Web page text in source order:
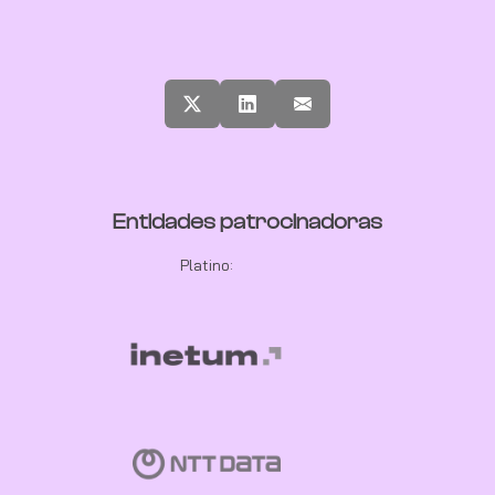
Entidades patrocinadoras
Platino: